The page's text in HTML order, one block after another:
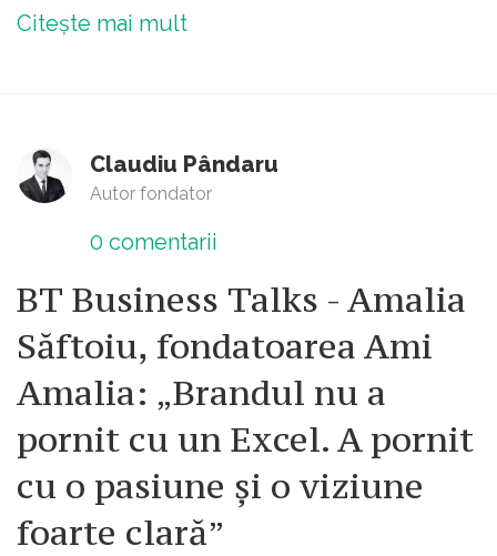
Citește mai mult
Claudiu Pândaru
Autor fondator
0 comentarii
BT Business Talks - Amalia
Săftoiu, fondatoarea Ami
Amalia: „Brandul nu a
pornit cu un Excel. A pornit
cu o pasiune și o viziune
foarte clară”